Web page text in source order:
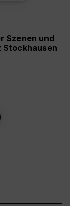
Szenen und
Stockhausen